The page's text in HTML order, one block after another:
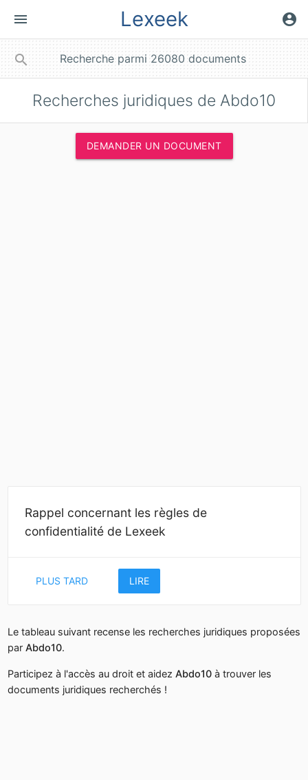
menu Lexeek account_circle
search
Recherches juridiques de Abdo10
DEMANDER UN DOCUMENT
Rappel concernant les règles de
confidentialité de Lexeek
PLUS TARD LIRE
Le tableau suivant recense les recherches juridiques proposées
par Abdo10.
Participez à l'accès au droit et aidez Abdo10à trouver les
documents juridiques recherchés !